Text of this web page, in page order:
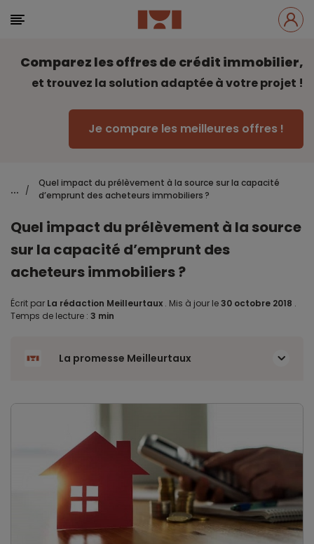
Comparez les offres de crédit immobilier,
et trouvez la solution adaptée à votre projet !
Je compare les meilleures offres !
... /
Quel impact du prélèvement à la source sur la capacité
d’emprunt des acheteurs immobiliers ?
Quel impact du prélèvement à la source
sur la capacité d’emprunt des
acheteurs immobiliers ?
Écrit par La rédaction Meilleurtaux . Mis à jour le30 octobre 2018 .
Temps de lecture : 3 min
La promesse Meilleurtaux